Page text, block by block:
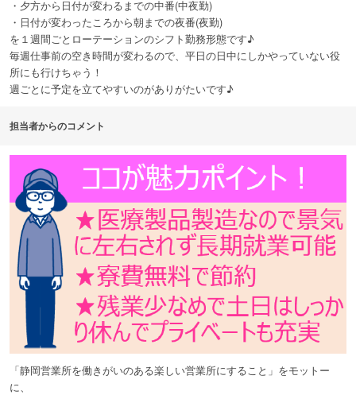
・夕方から日付が変わるまでの中番(中夜勤)
・日付が変わったころから朝までの夜番(夜勤)
を１週間ごとローテーションのシフト勤務形態です♪
毎週仕事前の空き時間が変わるので、平日の日中にしかやっていない役
所にも行けちゃう！
週ごとに予定を立てやすいのがありがたいです♪
担当者からのコメント
「静岡営業所を働きがいのある楽しい営業所にすること」をモットー
に、